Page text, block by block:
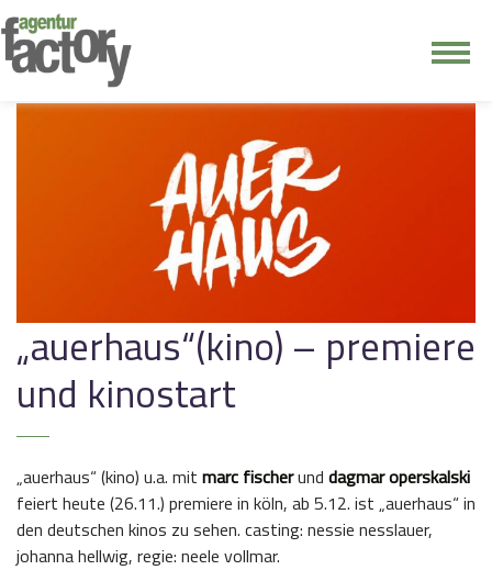
kontakt
„auerhaus“(kino) – premiere
und kinostart
„auerhaus“ (kino) u.a. mit marc fischerund dagmar operskalski
feiert heute (26.11.) premiere in köln, ab 5.12. ist „auerhaus“ in
den deutschen kinos zu sehen. casting: nessie nesslauer,
johanna hellwig, regie: neele vollmar.